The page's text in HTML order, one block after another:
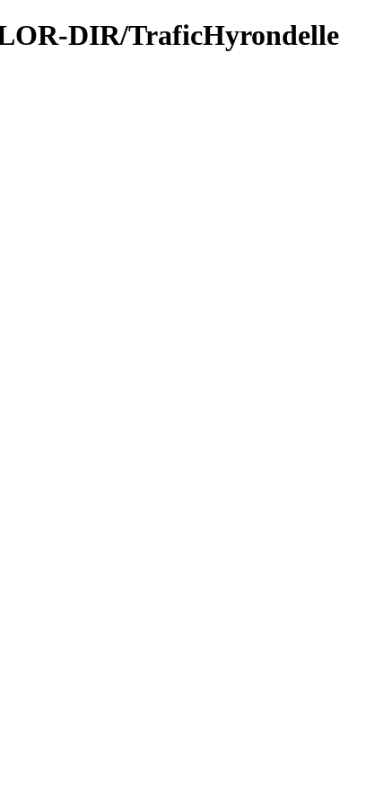
DIR/TraficHyrondelle